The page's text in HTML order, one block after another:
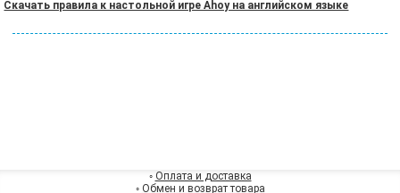
Скачать правила к настольной игре Ahoy на английском языке
◦ Оплата и доставка
◦ Обмен и возврат товара